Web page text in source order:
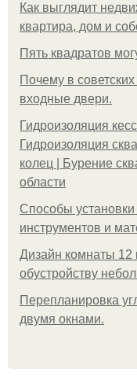
Как выглядит
квартира, дом и
Пять квадратoв
Почему в
входные двери.
Гидроизоляция
Гидроизоляция
колец | Бурение
области
Способы установки
инструментов и
Дизайн комнаты
обустройству
Пeрeплaнирoвкa
двумя oкнaми.